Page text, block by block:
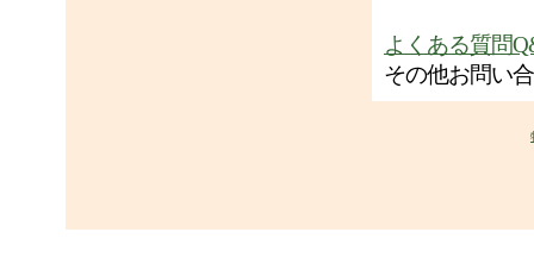
よくある質問
その他お問い